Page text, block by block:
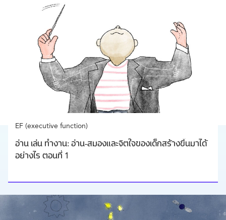
EF (executive function)
อ่าน เล่น ทำงาน: อ่าน-สมองและจิตใจของเด็กสร้างขึ้นมาได้
อย่างไร ตอนที่ 1